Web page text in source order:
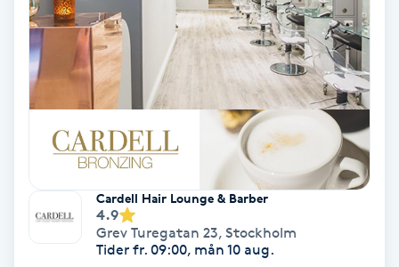
Hälsprickor
Idrottsmassage
IPL hårborttagning
Cardell Hair Lounge & Barber
4.9
Grev Turegatan 23, Stockholm
Tider fr. 09:00, mån 10 aug.